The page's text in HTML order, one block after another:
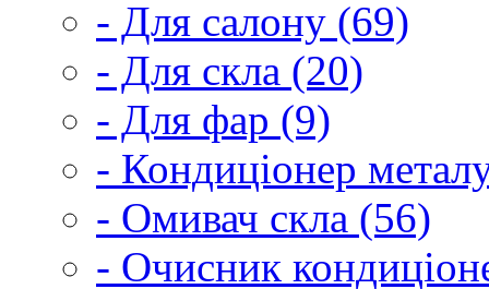
- Для салону (69)
- Для скла (20)
- Для фар (9)
- Кондиціонер
- Омивач скла (56)
- Очисник